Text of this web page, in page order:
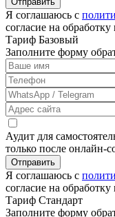
Я соглашаюсь с
согласие на
Тариф Базовый
Заполните форму
Аудит для
только после онлайн-
Отправить
Я соглашаюсь с
согласие на
Тариф Стандарт
Заполните форму